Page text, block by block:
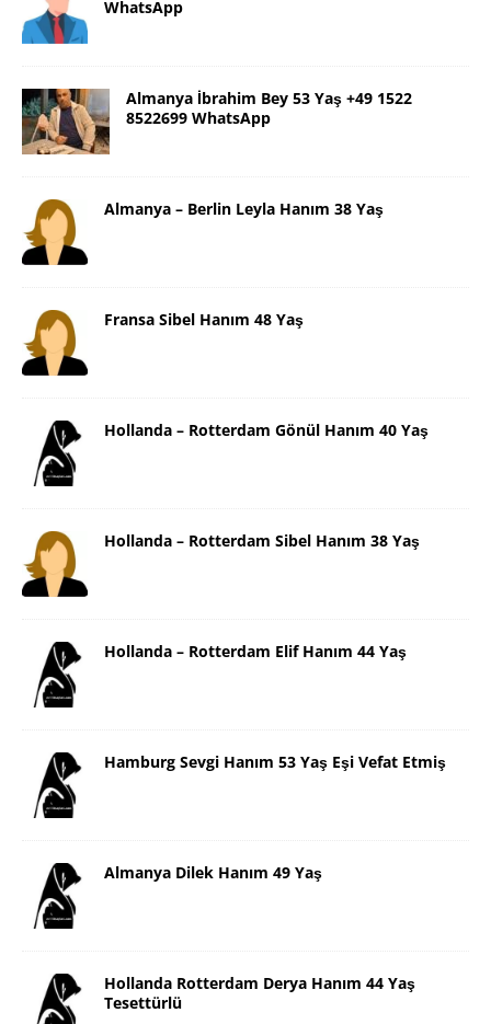
WhatsApp
Almanya İbrahim Bey 53 Yaş +49 1522
8522699 WhatsApp
Almanya – Berlin Leyla Hanım 38 Yaş
Fransa Sibel Hanım 48 Yaş
Hollanda – Rotterdam Gönül Hanım 40 Yaş
Hollanda – Rotterdam Sibel Hanım 38 Yaş
Hollanda – Rotterdam Elif Hanım 44 Yaş
Hamburg Sevgi Hanım 53 Yaş Eşi Vefat Etmiş
Almanya Dilek Hanım 49 Yaş
Hollanda Rotterdam Derya Hanım 44 Yaş
Tesettürlü